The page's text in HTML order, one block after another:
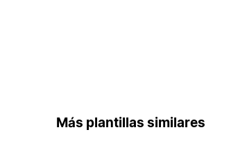
Más plantillas similares